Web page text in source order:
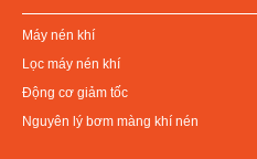
Máy nén khí
Lọc máy nén khí
Động cơ giảm tốc
Nguyên lý bơm màng khí nén